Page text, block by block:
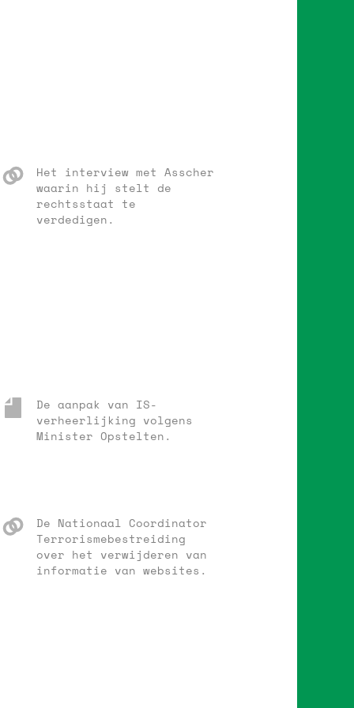
Het interview met Asscher
waarin hij stelt de
rechtsstaat te
verdedigen.
De aanpak van IS-
verheerlijking volgens
Minister Opstelten.
De Nationaal Coordinator
Terrorismebestreiding
over het verwijderen van
informatie van websites.